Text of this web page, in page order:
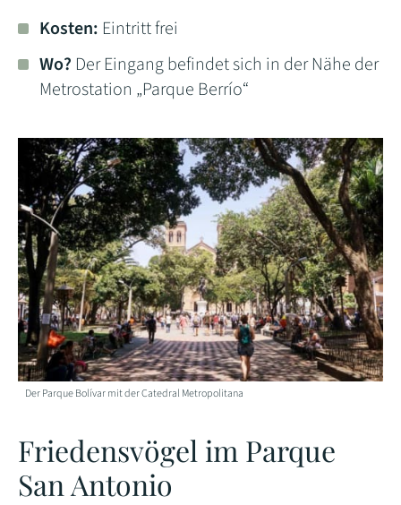
Kosten: Eintritt frei
Wo? Der Eingang befindet sich in der Nähe der
Metrostation „Parque Berrío“
Der Parque Bolívar mit der Catedral Metropolitana
Friedensvögel im Parque
San Antonio